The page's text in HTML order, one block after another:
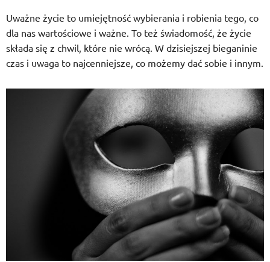
Uważne życie to umiejętność wybierania i robienia tego, co
dla nas wartościowe i ważne. To też świadomość, że życie
składa się z chwil, które nie wrócą. W dzisiejszej bieganinie
czas i uwaga to najcenniejsze, co możemy dać sobie i innym.